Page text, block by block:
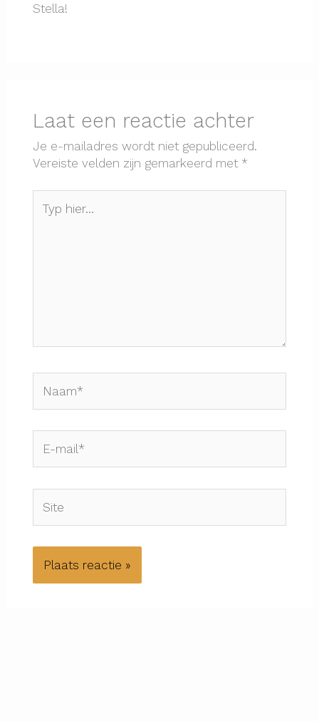
Stella!
Laat een reactie achter
Je e-mailadres wordt niet gepubliceerd.
Vereiste velden zijn gemarkeerd met *
hier...
mail*